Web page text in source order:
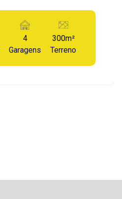
4
Garagens
300m²
Terreno